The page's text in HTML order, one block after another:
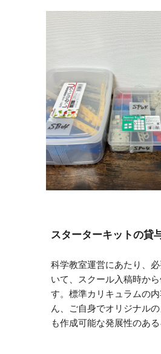
スターターキットの貸
科学教室運営にあたり、
いて、スクール入稿時か
す。標準カリキュラムの
ん、ご自身でオリジナル
も作成可能な発展性のある